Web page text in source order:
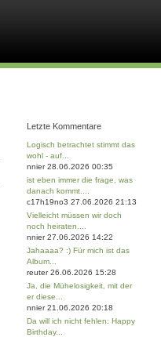
Letzte Kommentare
Logisch betrachtet stimmt das
wohl - auf...
nnier 28.06.2026 00:35
ist eben immer die frage, was
danach kommt....
c17h19no3 27.06.2026 21:13
Vielleicht müssen wir doch
noch heiraten....
nnier 27.06.2026 14:22
Jahaaaa? :) Für mich ist das
Album...
reuter 26.06.2026 15:28
Ja, die Mühelosigkeit, mit der
er diese...
nnier 21.06.2026 20:18
Da will ich nicht fehlen: Happy
Birthday...